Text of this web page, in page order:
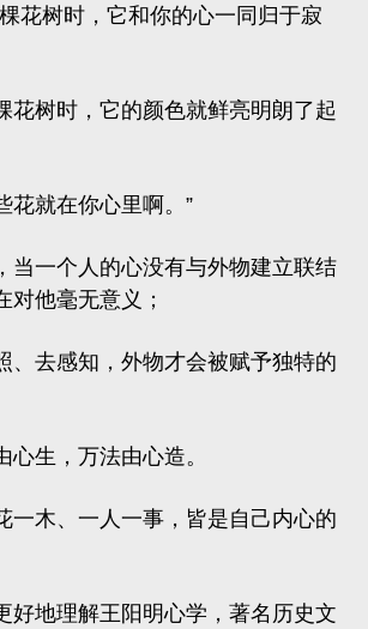
花树时，它和你的心一同归于寂
花树时，它的颜色就鲜亮明朗了起
花就在你心里啊。”
当一个人的心没有与外物建立联结
对他毫无意义；
、去感知，外物才会被赋予独特的
心生，万法由心造。
一木、一人一事，皆是自己内心的
好地理解王阳明心学，著名历史文